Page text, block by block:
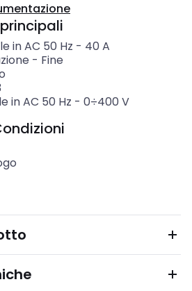
in AC 50 Hz - 40 A
- Fine
in AC 50 Hz - 0÷400 V